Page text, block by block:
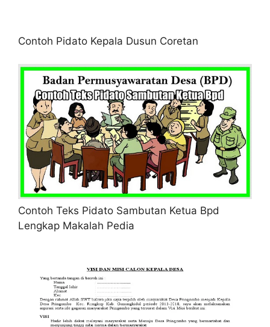
Contoh Pidato Kepala Dusun Coretan
Contoh Teks Pidato Sambutan Ketua Bpd
Lengkap Makalah Pedia